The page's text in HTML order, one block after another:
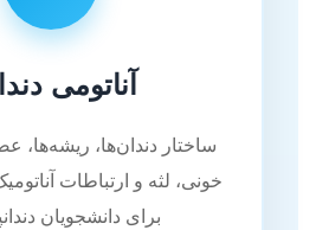
آناتومی
ساختار دندان‌ها،
خونی، لثه و ارتباطات
برای دانشجویان